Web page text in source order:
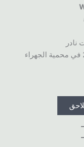
4 في 2014/09/28 في محمية الجهراء